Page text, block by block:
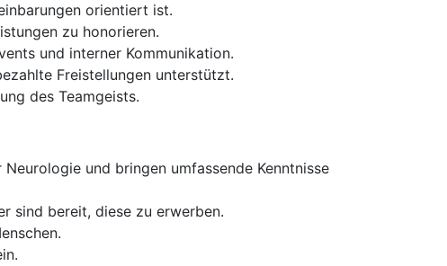
orientiert ist.
zu honorieren.
und interner Kommunikation.
Freistellungen unterstützt.
des Teamgeists.
und bringen umfassende Kenntnisse
sind bereit, diese zu erwerben.